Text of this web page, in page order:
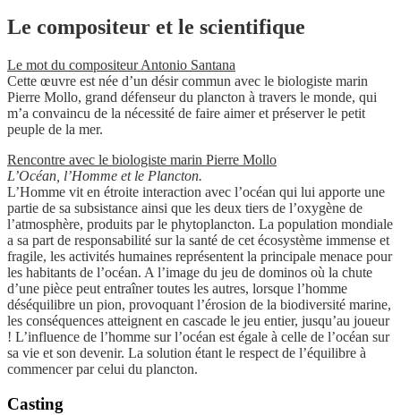
Le compositeur et le scientifique
Le mot du compositeur Antonio Santana
Cette œuvre est née d’un désir commun avec le biologiste marin
Pierre Mollo, grand défenseur du plancton à travers le monde, qui
m’a convaincu de la nécessité de faire aimer et préserver le petit
peuple de la mer.
Rencontre avec le biologiste marin Pierre Mollo
L’Océan, l’Homme et le Plancton.
L’Homme vit en étroite interaction avec l’océan qui lui apporte une
partie de sa subsistance ainsi que les deux tiers de l’oxygène de
l’atmosphère, produits par le phytoplancton. La population mondiale
a sa part de responsabilité sur la santé de cet écosystème immense et
fragile, les activités humaines représentent la principale menace pour
les habitants de l’océan. A l’image du jeu de dominos où la chute
d’une pièce peut entraîner toutes les autres, lorsque l’homme
déséquilibre un pion, provoquant l’érosion de la biodiversité marine,
les conséquences atteignent en cascade le jeu entier, jusqu’au joueur
! L’influence de l’homme sur l’océan est égale à celle de l’océan sur
sa vie et son devenir. La solution étant le respect de l’équilibre à
commencer par celui du plancton.
Casting